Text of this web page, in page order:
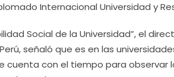
Internacional Universidad y
Social de la Universidad”, el
señaló que es en las
cuenta con el tiempo para